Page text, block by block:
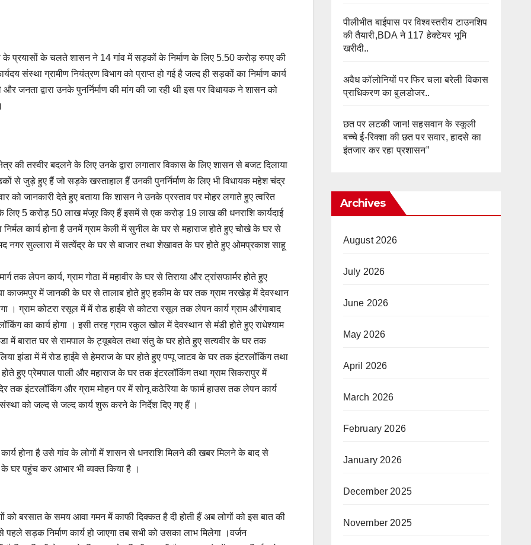
के प्रयासों के चलते शासन ने 14 गांव में सड़कों के निर्माण के लिए 5.50 करोड़ रुपए की
संस्था ग्रामीण नियंत्रण विभाग को प्राप्त हो गई है जल्द ही सड़कों का निर्माण कार्य
द्वारा उनके पुनर्निर्माण की मांग की जा रही थी इस पर विधायक ने शासन को
की तस्वीर बदलने के लिए उनके द्वारा लगातार विकास के लिए शासन से बजट दिलाया
से जुड़े हुए हैं जो सड़के खस्ताहाल हैं उनकी पुनर्निर्माण के लिए भी विधायक महेश चंद्र
को जानकारी देते हुए बताया कि शासन ने उनके प्रस्ताव पर मोहर लगाते हुए त्वरित
लिए 5 करोड़ 50 लाख मंजूर किए हैं इसमें से एक करोड़ 19 लाख की धनराशि कार्यदाई
कार्य होना है उनमें ग्राम केली में सुनील के घर से महाराज होते हुए चोखे के घर से
नगर सुल्लारा में सत्येंद्र के घर से बाजार तथा शेखावत के घर होते हुए ओमप्रकाश साहू
तक लेपन कार्य, ग्राम गोठा में महावीर के घर से तिराया और ट्रांसफार्मर होते हुए
काजमपुर में जानकी के घर से तालाब होते हुए हकीम के घर तक ग्राम नरखेड़ में देवस्थान
। ग्राम कोटरा रसूल में में रोड हाईवे से कोटरा रसूल तक लेपन कार्य ग्राम औरंगाबाद
का कार्य होगा । इसी तरह ग्राम रकुल खोल में देवस्थान से मंडी होते हुए राधेश्याम
में बारात घर से रामपाल के ट्यूबवेल तथा संतु के घर होते हुए सत्यवीर के घर तक
झंडा में में रोड हाईवे से हेमराज के घर होते हुए पप्पू जाटव के घर तक इंटरलॉकिंग तथा
होते हुए प्रेमपाल पाली और महाराज के घर तक इंटरलॉकिंग तथा ग्राम सिकरापुर में
तक इंटरलॉकिंग और ग्राम मोहन पर में सोनू कठेरिया के फार्म हाउस तक लेपन कार्य
संस्था को जल्द से जल्द कार्य शुरू करने के निर्देश दिए गए हैं ।
होना है उसे गांव के लोगों में शासन से धनराशि मिलने की खबर मिलने के बाद से
घर पहुंच कर आभार भी व्यक्त किया है ।
को बरसात के समय आवा गमन में काफी दिक्कत है दी होती हैं अब लोगों को इस बात की
सड़क निर्माण कार्य हो जाएगा तब सभी को उसका लाभ मिलेगा ।वर्जन
पीलीभीत बाईपास पर विश्वस्तरीय टाउनशिप
की तैयारी,BDA ने 117 हेक्टेयर भूमि
खरीदी..
अवैध कॉलोनियों पर फिर चला बरेली विकास
प्राधिकरण का बुलडोजर..
छत पर लटकी जान! सहसवान के स्कूली
बच्चे ई-रिक्शा की छत पर सवार, हादसे का
इंतजार कर रहा प्रशासन”
Archives
August 2026
July 2026
June 2026
May 2026
April 2026
March 2026
February 2026
January 2026
December 2025
November 2025